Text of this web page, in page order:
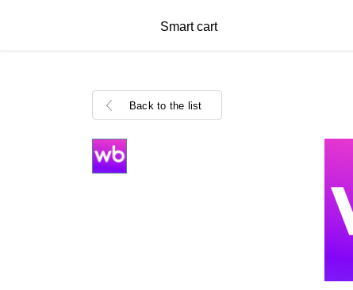
Smart cart
Back to the list